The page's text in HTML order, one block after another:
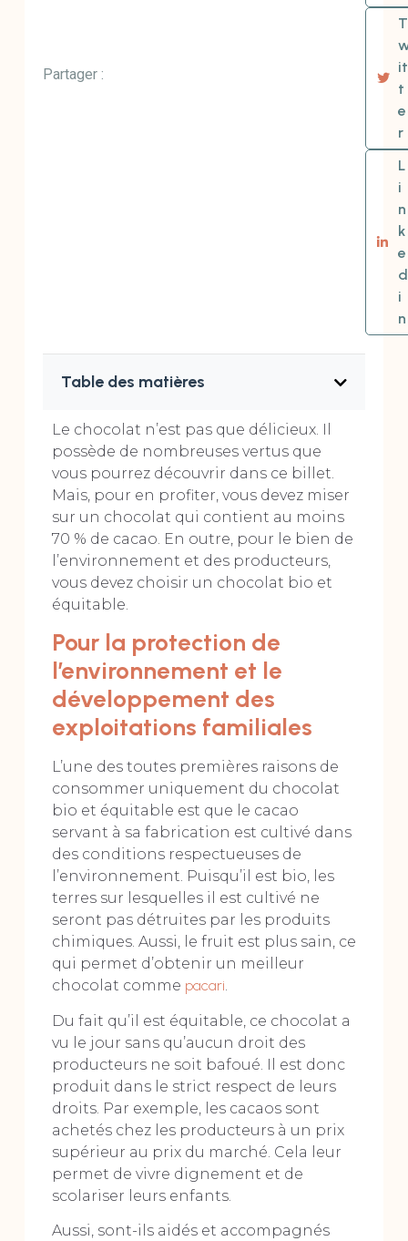
Partager :
T
it
t
e
r
L
i
n
k
e
d
i
n
Table des matières
Le chocolat n’est pas que délicieux. Il
possède de nombreuses vertus que
vous pourrez découvrir dans ce billet.
Mais, pour en profiter, vous devez miser
sur un chocolat qui contient au moins
70 % de cacao. En outre, pour le bien de
l’environnement et des producteurs,
vous devez choisir un chocolat bio et
équitable.
Pour la protection de
l’environnement et le
développement des
exploitations familiales
L’une des toutes premières raisons de
consommer uniquement du chocolat
bio et équitable est que le cacao
servant à sa fabrication est cultivé dans
des conditions respectueuses de
l’environnement. Puisqu’il est bio, les
terres sur lesquelles il est cultivé ne
seront pas détruites par les produits
chimiques. Aussi, le fruit est plus sain, ce
qui permet d’obtenir un meilleur
chocolat comme pacari.
Du fait qu’il est équitable, ce chocolat a
vu le jour sans qu’aucun droit des
producteurs ne soit bafoué. Il est donc
produit dans le strict respect de leurs
droits. Par exemple, les cacaos sont
achetés chez les producteurs à un prix
supérieur au prix du marché. Cela leur
permet de vivre dignement et de
scolariser leurs enfants.
Aussi, sont-ils aidés et accompagnés